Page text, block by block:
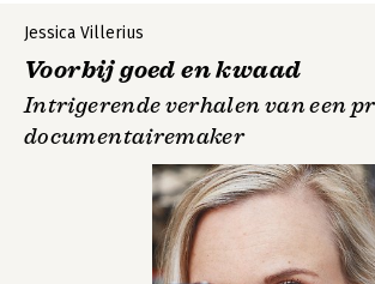
Jessica Villerius
Voorbij goed en kwaad
Intrigerende verhalen van een
documentairemaker